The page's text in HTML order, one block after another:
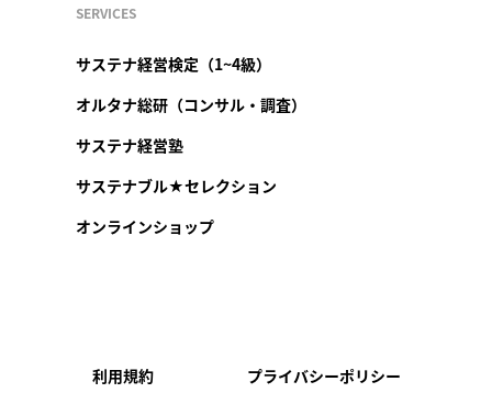
SERVICES
サステナ経営検定（1~4級）
オルタナ総研（コンサル・調査）
サステナ経営塾
サステナブル★セレクション
オンラインショップ
利用規約 プライバシーポリシー